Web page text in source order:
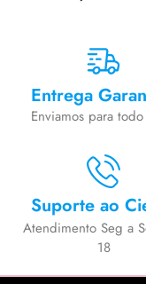
Entrega
Enviamos para todo
Suporte ao
Atendimento Seg a
18